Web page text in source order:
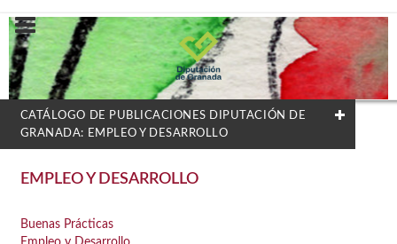
CATÁLOGO DE PUBLICACIONES DIPUTACIÓN DE
GRANADA: EMPLEO Y DESARROLLO
FILTRADO POR:
EMPLEO Y DESARROLLO
Buenas Prácticas